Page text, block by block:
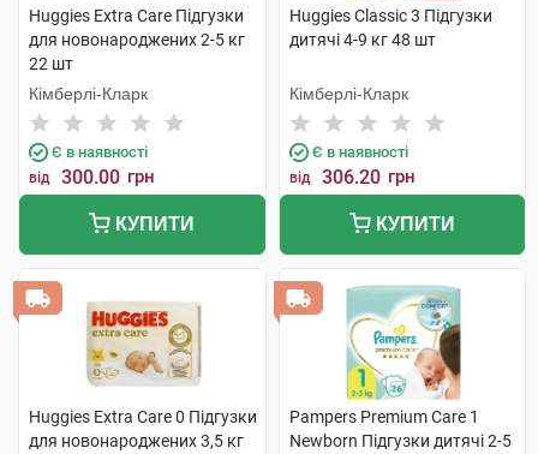
Huggies Extra Care Підгузки
для новонароджених 2-5 кг
22 шт
Кімберлі-Кларк
Є в наявності
від 300.00 грн
КУПИТИ
Huggies Classic 3 Підгузки
дитячі 4-9 кг 48 шт
Кімберлі-Кларк
Є в наявності
від 306.20 грн
КУПИТИ
Huggies Extra Care 0 Підгузки
для новонароджених 3,5 кг
Pampers Premium Care 1
Newborn Підгузки дитячі 2-5